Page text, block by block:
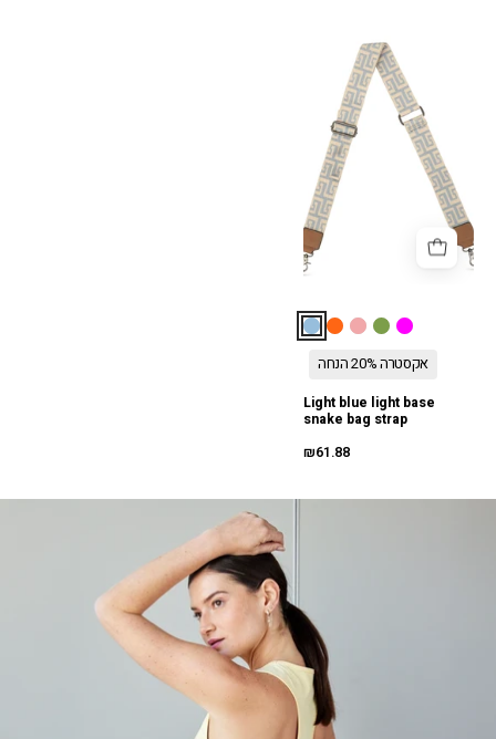
רצועה
לתיק
סנייק
בסיס
בהיר
אקסטרה 20% הנחה
Light blue light base
snake bag strap
₪61.88